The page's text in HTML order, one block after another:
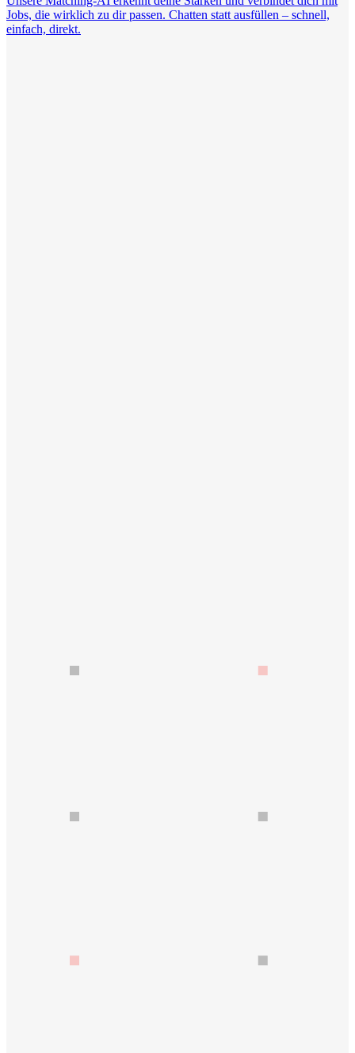
Jobs, die wirklich zu dir passen. Chatten statt ausfüllen – schnell,
einfach, direkt.